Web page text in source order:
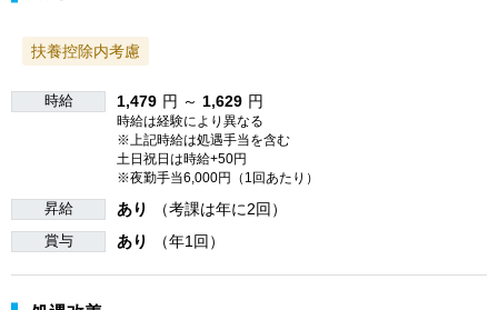
扶養控除内考慮
時給 1,479 円 ～ 1,629 円
時給は経験により異なる
※上記時給は処遇手当を含む
土日祝日は時給+50円
※夜勤手当6,000円（1回あたり）
昇給 あり （考課は年に2回）
賞与 あり （年1回）